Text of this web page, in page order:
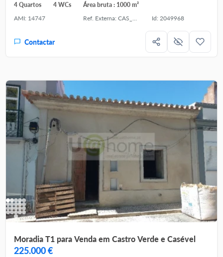
4 Quartos 4 WCs
Área bruta : 1000 m²
AMI: 14747
Ref. Externa: CAS_1084 Id: 2049968
Contactar
Moradia T1 para Venda em Castro Verde e Casével
225.000 €